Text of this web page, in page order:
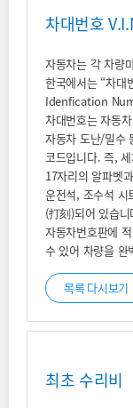
차대번호
자동차는 각 차량
한국에서는 “차대
Idenfication
차대번호는 자동
자동차 도난/밀수
코드입니다. 즉,
17자리의 알파벳
운전석, 조수석 시
(打刻)되어 있습니
자동차번호판에
수 있어 차량을 완
목록 다시보기
최초 수리비